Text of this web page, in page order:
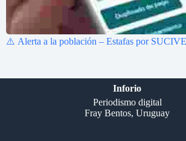
⚠️ Alerta a la población – Estafas por SUCIVE
Inforio
Periodismo digital
Fray Bentos, Uruguay